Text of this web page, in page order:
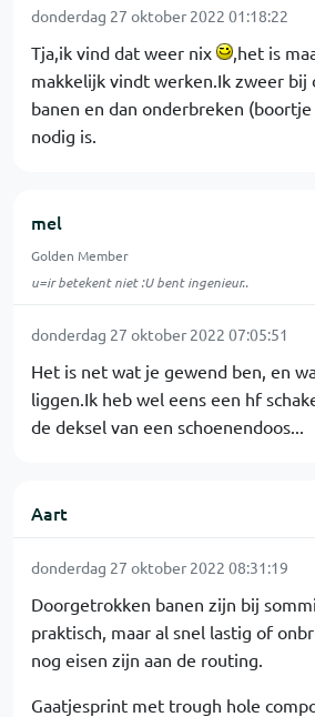
donderdag 27 oktober 2022 01:18:22
Tja,ik vind dat weer nix
,het is
makkelijk vindt werken.Ik zweer bij
banen en dan onderbreken
nodig is.
mel
Golden Member
u=ir betekent niet :U bent ingenieur..
donderdag 27 oktober 2022 07:05:51
Het is net wat je gewend ben, en
liggen.Ik heb wel eens een hf
de deksel van een schoenendoos...
Aart
donderdag 27 oktober 2022 08:31:19
Doorgetrokken banen zijn bij
praktisch, maar al snel lastig of
nog eisen zijn aan de routing.
Gaatjesprint met trough hole